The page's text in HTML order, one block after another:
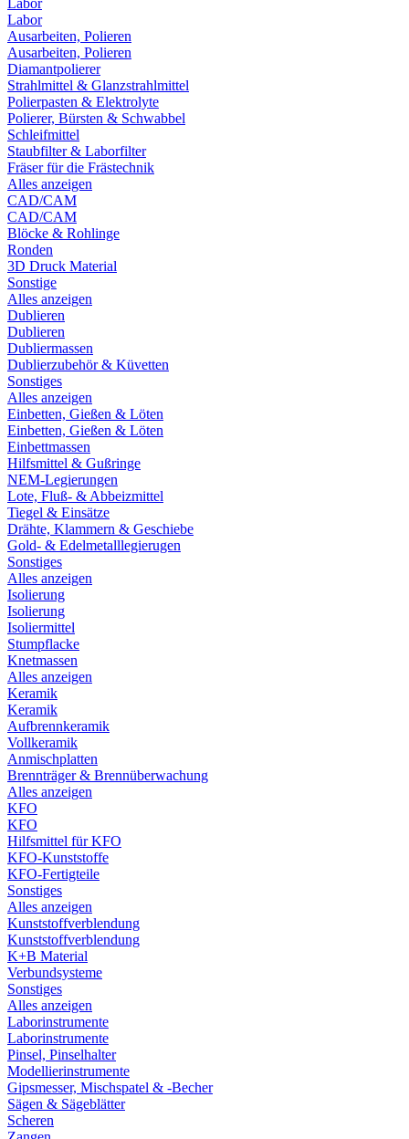
Labor
Labor
Ausarbeiten, Polieren
Ausarbeiten, Polieren
Diamantpolierer
Strahlmittel & Glanzstrahlmittel
Polierpasten & Elektrolyte
Polierer, Bürsten & Schwabbel
Schleifmittel
Staubfilter & Laborfilter
Fräser für die Frästechnik
Alles anzeigen
CAD/CAM
CAD/CAM
Blöcke & Rohlinge
Ronden
3D Druck Material
Sonstige
Alles anzeigen
Dublieren
Dublieren
Dubliermassen
Dublierzubehör & Küvetten
Sonstiges
Alles anzeigen
Einbetten, Gießen & Löten
Einbetten, Gießen & Löten
Einbettmassen
Hilfsmittel & Gußringe
NEM-Legierungen
Lote, Fluß- & Abbeizmittel
Tiegel & Einsätze
Drähte, Klammern & Geschiebe
Gold- & Edelmetalllegierugen
Sonstiges
Alles anzeigen
Isolierung
Isolierung
Isoliermittel
Stumpflacke
Knetmassen
Alles anzeigen
Keramik
Keramik
Aufbrennkeramik
Vollkeramik
Anmischplatten
Brennträger & Brennüberwachung
Alles anzeigen
KFO
KFO
Hilfsmittel für KFO
KFO-Kunststoffe
KFO-Fertigteile
Sonstiges
Alles anzeigen
Kunststoffverblendung
Kunststoffverblendung
K+B Material
Verbundsysteme
Sonstiges
Alles anzeigen
Laborinstrumente
Laborinstrumente
Pinsel, Pinselhalter
Modellierinstrumente
Gipsmesser, Mischspatel & -Becher
Sägen & Sägeblätter
Scheren